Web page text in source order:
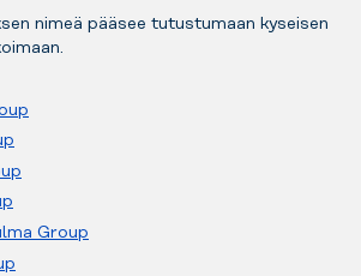
nimeä pääsee tutustumaan kyseisen
Group